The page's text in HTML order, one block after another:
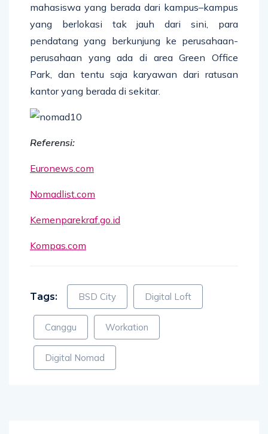
mahasiswa yang berada dari kampus–kampus
yang berlokasi tak jauh dari sini, para
pendatang yang berkunjung ke perusahaan-
perusahaan yang ada di area Green Office
Park, dan tentu saja karyawan dari ratusan
kantor yang berada di sekitar.
Referensi:
Euronews.com
Nomadlist.com
Kemenparekraf.go.id
Kompas.com
Tags: BSD City Digital Loft
Canggu Workation
Digital Nomad